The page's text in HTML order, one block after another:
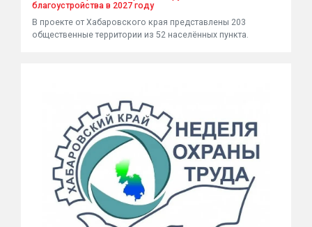
благоустройства в 2027 году
В проекте от Хабаровского края представлены 203
общественные территории из 52 населённых пункта.